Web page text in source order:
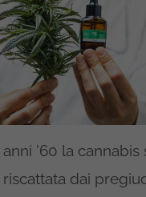
’60 la cannabis
dai